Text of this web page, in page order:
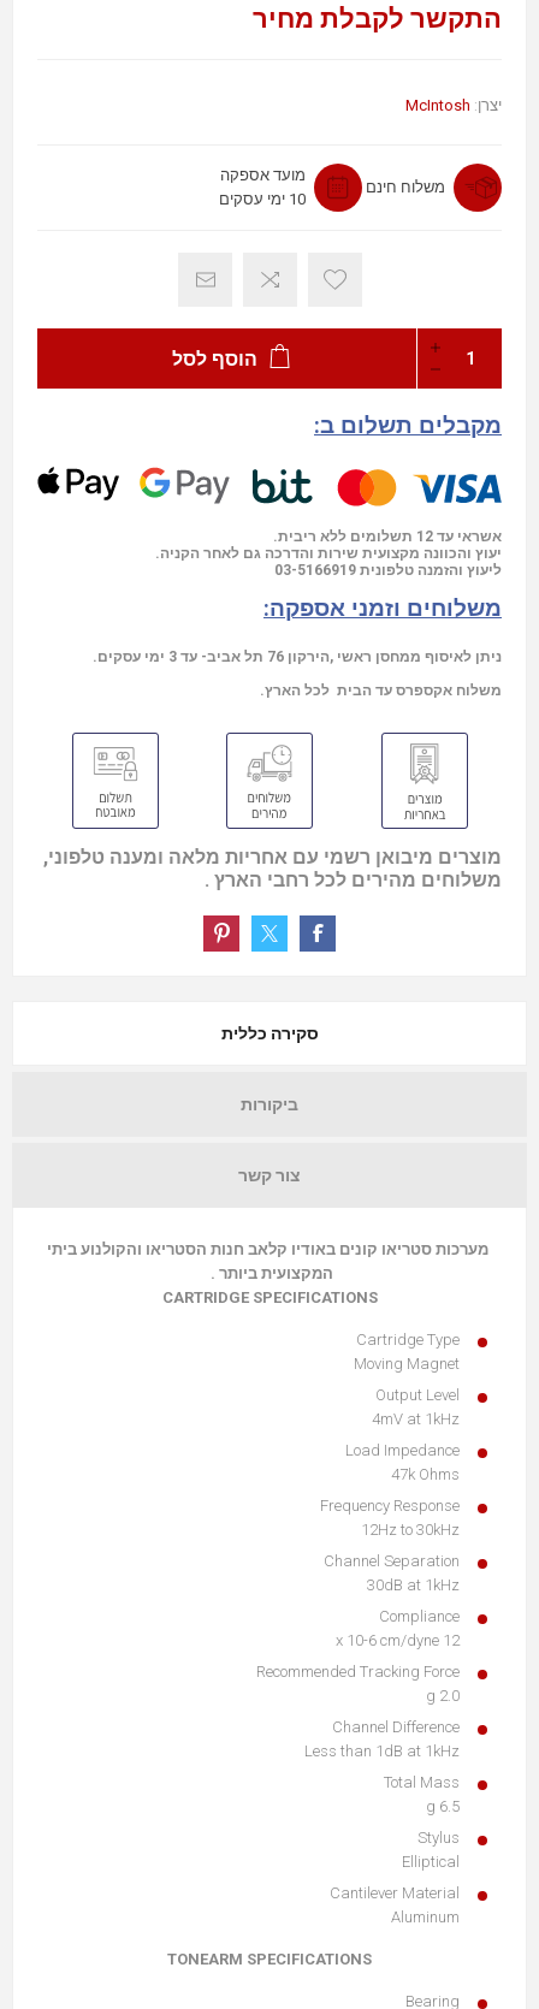
התקשר לקבלת מחיר
יצרן: McIntosh
משלוח חינם
מועד אספקה
10 ימי עסקים
הוסף לסל
מקבלים תשלום ב:
אשראי עד 12 תשלומים ללא ריבית.
יעוץ והכוונה מקצועית שירות והדרכה גם לאחר הקניה.
ליעוץ והזמנה טלפונית 03-5166919
משלוחים וזמני אספקה:
ניתן לאיסוף ממחסן ראשי ,הירקון 76 תל אביב- עד 3 ימי עסקים.
משלוח אקספרס עד הבית לכל הארץ.
מוצרים מיבואן רשמי עם אחריות מלאה ומענה טלפוני,
משלוחים מהירים לכל רחבי הארץ .
סקירה כללית
ביקורות
צור קשר
מערכות סטריאו קונים באודיו קלאב חנות הסטריאו והקולנוע ביתי
המקצועית ביותר .
CARTRIDGE SPECIFICATIONS
Cartridge Type
Moving Magnet
Output Level
4mV at 1kHz
Load Impedance
47k Ohms
Frequency Response
12Hz to 30kHz
Channel Separation
30dB at 1kHz
Compliance
12 x 10-6 cm/dyne
Recommended Tracking Force
2.0 g
Channel Difference
Less than 1dB at 1kHz
Total Mass
6.5 g
Stylus
Elliptical
Cantilever Material
Aluminum
TONEARM SPECIFICATIONS
Bearing